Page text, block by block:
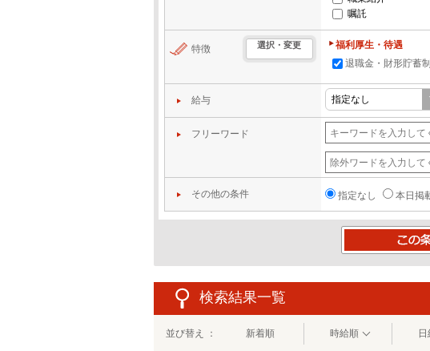
嘱託
特徴 選択・変更
福利厚生・待遇
退職金・財形貯蓄
給与
フリーワード
その他の条件 指定なし 本日掲
検索結果一覧
並び替え ： 新着順 時給順